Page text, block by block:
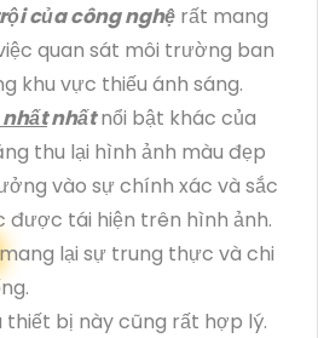
của công nghệ rất mang
quan sát môi trường ban
khu vực thiếu ánh sáng.
nhấtnổi bật khác của
thu lại hình ảnh màu đẹp
vào sự chính xác và sắc
được tái hiện trên hình ảnh.
mang lại sự trung thực và chi
thiết bị này cũng rất hợp lý.